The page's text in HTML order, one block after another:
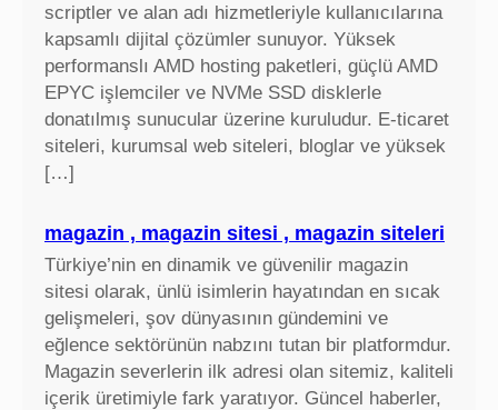
scriptler ve alan adı hizmetleriyle kullanıcılarına
kapsamlı dijital çözümler sunuyor. Yüksek
performanslı AMD hosting paketleri, güçlü AMD
EPYC işlemciler ve NVMe SSD disklerle
donatılmış sunucular üzerine kuruludur. E-ticaret
siteleri, kurumsal web siteleri, bloglar ve yüksek
[…]
magazin , magazin sitesi , magazin siteleri
Türkiye’nin en dinamik ve güvenilir magazin
sitesi olarak, ünlü isimlerin hayatından en sıcak
gelişmeleri, şov dünyasının gündemini ve
eğlence sektörünün nabzını tutan bir platformdur.
Magazin severlerin ilk adresi olan sitemiz, kaliteli
içerik üretimiyle fark yaratıyor. Güncel haberler,